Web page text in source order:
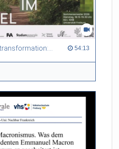
Between tradition and transformation: how owners, advisers and institutions co-create knowledge for resilient forests in Europe 54:13